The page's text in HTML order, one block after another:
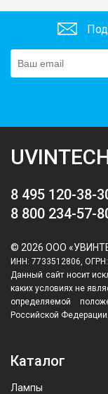
8 495 120-38-
8 800 234-57-
© 2026 ООО
ИНН: 7733512806,
Данный сайт носит
каких условиях не
определяемой
Российской Федерации.
Каталог
Лампы